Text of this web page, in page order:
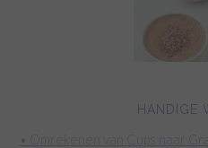
HANDIGE
• Omrekenen van Cups naar